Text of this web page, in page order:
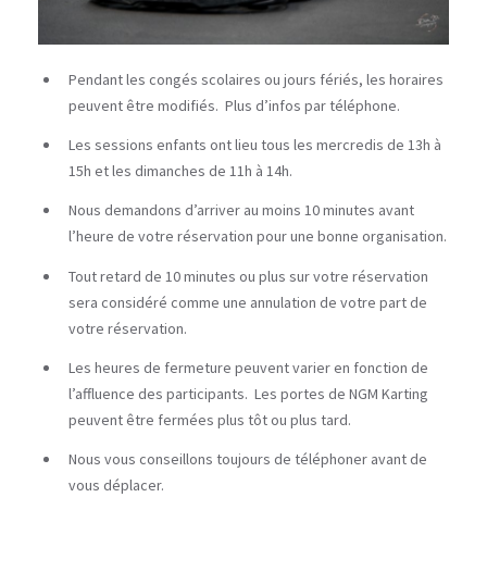
Pendant les congés scolaires ou jours fériés, les horaires
peuvent être modifiés. Plus d’infos par téléphone.
Les sessions enfants ont lieu tous les mercredis de 13h à
15h et les dimanches de 11h à 14h.
Nous demandons d’arriver au moins 10 minutes avant
l’heure de votre réservation pour une bonne organisation.
Tout retard de 10 minutes ou plus sur votre réservation
sera considéré comme une annulation de votre part de
votre réservation.
Les heures de fermeture peuvent varier en fonction de
l’affluence des participants. Les portes de NGM Karting
peuvent être fermées plus tôt ou plus tard.
Nous vous conseillons toujours de téléphoner avant de
vous déplacer.